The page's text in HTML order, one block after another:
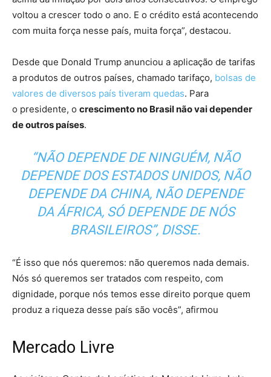
voltou a crescer todo o ano. E o crédito está acontecendo
com muita força nesse país, muita força”, destacou.
Desde que Donald Trump anunciou a aplicação de tarifas
a produtos de outros países, chamado tarifaço, bolsas de
valores de diversos país tiveram quedas. Para
o presidente, o crescimento no Brasil não vai depender
de outros países.
“NÃO DEPENDE DE NINGUÉM, NÃO
DEPENDE DOS ESTADOS UNIDOS, NÃO
DEPENDE DA CHINA, NÃO DEPENDE
DA ÁFRICA, SÓ DEPENDE DE NÓS
BRASILEIROS”, DISSE.
“É isso que nós queremos: não queremos nada demais.
Nós só queremos ser tratados com respeito, com
dignidade, porque nós temos esse direito porque quem
produz a riqueza desse país são vocês”, afirmou
Mercado Livre